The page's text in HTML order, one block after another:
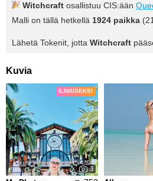
Witchcraft osallistuu CIS:ään
Malli on tällä hetkellä 1924 paikka
Lähetä Tokenit, jotta Witchcraft
Kuvia
ILMAISEKSI
3